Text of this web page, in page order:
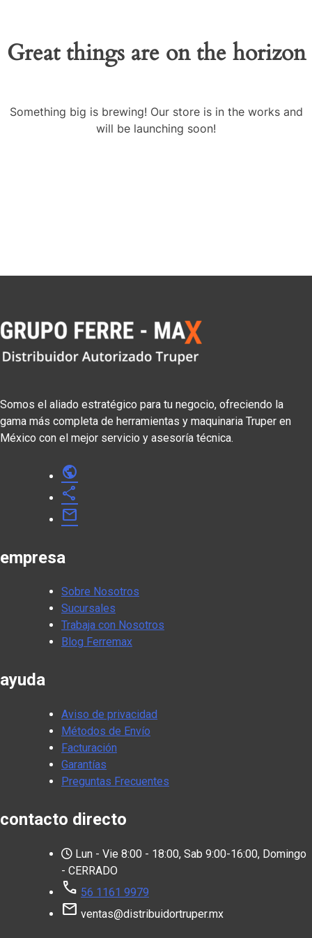
Great things are on the horizon
Something big is brewing! Our store is in the works and
will be launching soon!
Somos el aliado estratégico para tu negocio, ofreciendo la
gama más completa de herramientas y maquinaria Truper en
México con el mejor servicio y asesoría técnica.
public
share
mail
empresa
Sobre Nosotros
Sucursales
Trabaja con Nosotros
Blog Ferremax
ayuda
Aviso de privacidad
Métodos de Envío
Facturación
Garantías
Preguntas Frecuentes
contacto directo
Lun - Vie 8:00 - 18:00, Sab 9:00-16:00, Domingo
- CERRADO
call 56 1161 9979
mail ventas@distribuidortruper.mx